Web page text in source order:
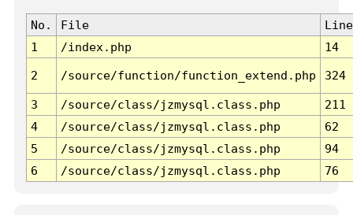
No. File
Line
1
/index.php 14
2 /source/function/function_extend.php 324
3 /source/class/jzmysql.class.php
211
4
/source/class/jzmysql.class.php
62
5
/source/class/jzmysql.class.php
94
6
/source/class/jzmysql.class.php 76